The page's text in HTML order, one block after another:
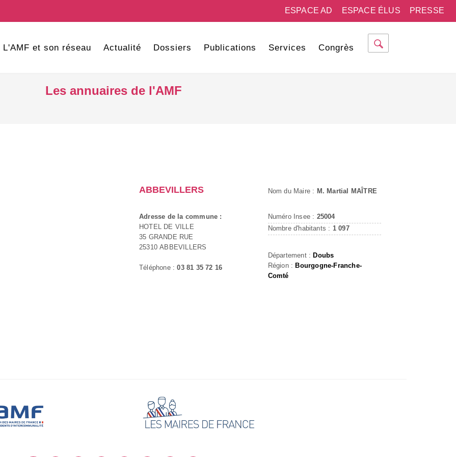
PRESSE
ESPACE ÉLUS
ESPACE AD
L'AMF et son réseau Actualité Dossiers Publications Services Congrès
Les annuaires de l'AMF
ABBEVILLERS
Adresse de la commune :
HOTEL DE VILLE
35 GRANDE RUE
25310 ABBEVILLERS
Téléphone :03 81 35 72 16
Nom du Maire : M. Martial MAÎTRE
Numéro Insee : 25004
Nombre d'habitants : 1 097
Département : Doubs
Région : Bourgogne-Franche-
Comté